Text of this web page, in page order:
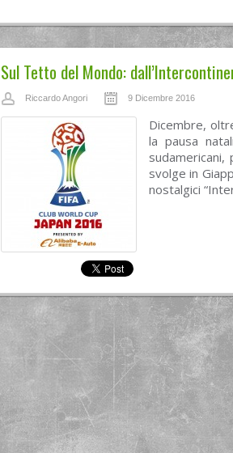
Sul Tetto del Mondo:
Riccardo Angori 9 Dicembre 2016
Dicembre,
la pausa
svolge in
nostalgici